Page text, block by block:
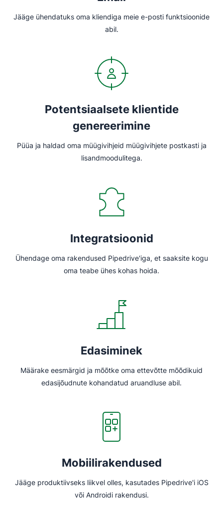
Jääge ühendatuks oma kliendiga meie e-posti funktsioonide
abil.
Potentsiaalsete klientide
genereerimine
Püüa ja haldad oma müügivihjeid müügivihjete postkasti ja
lisandmoodulitega.
Integratsioonid
Ühendage oma rakendused Pipedrive'iga, et saaksite kogu
oma teabe ühes kohas hoida.
Edasiminek
Määrake eesmärgid ja mõõtke oma ettevõtte mõõdikuid
edasijõudnute kohandatud aruandluse abil.
Mobiilirakendused
Jääge produktiivseks liikvel olles, kasutades Pipedrive'i iOS
või Androidi rakendusi.